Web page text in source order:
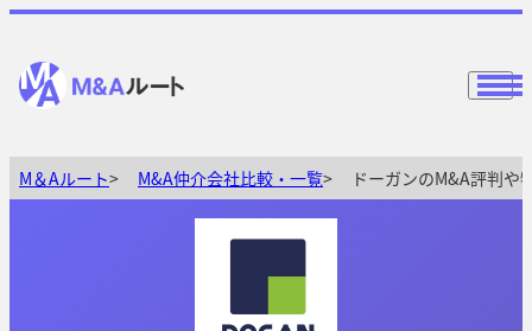
M＆Aルート M&A仲介会社比較・一覧 ドーガンのM&A評判や